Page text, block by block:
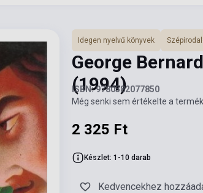
Idegen nyelvű könyvek
George
(1994)
ISBN: 9780582077850
Még senki sem értékelte a
2 325 Ft
Készlet: 1-10 darab
Kedvencekhez